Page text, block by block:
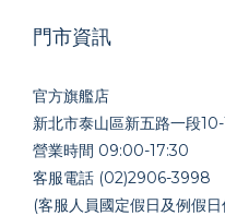
門市資訊
官方旗艦店
新北市泰山區新五路一段
營業時間 09:00-17:30
客服電話 (02)2906-3998
(客服人員國定假日及例假日